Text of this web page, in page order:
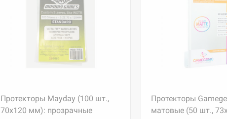
Протекторы Mayday (100 шт.,
70x120 мм): прозрачные
Протекторы
матовые (50 шт.,